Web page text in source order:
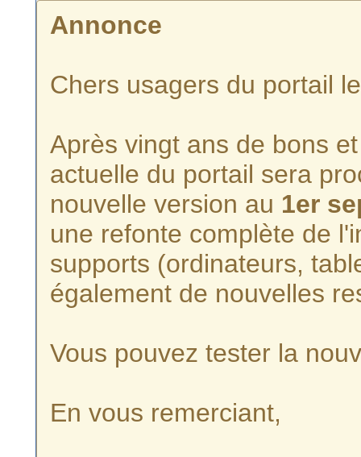
Annonce
Chers usagers du portail
Après vingt ans de bons
actuelle du portail sera
nouvelle version au 1er
une refonte complète de
supports (ordinateurs,
également de nouvelles
Vous pouvez tester la
En vous remerciant,